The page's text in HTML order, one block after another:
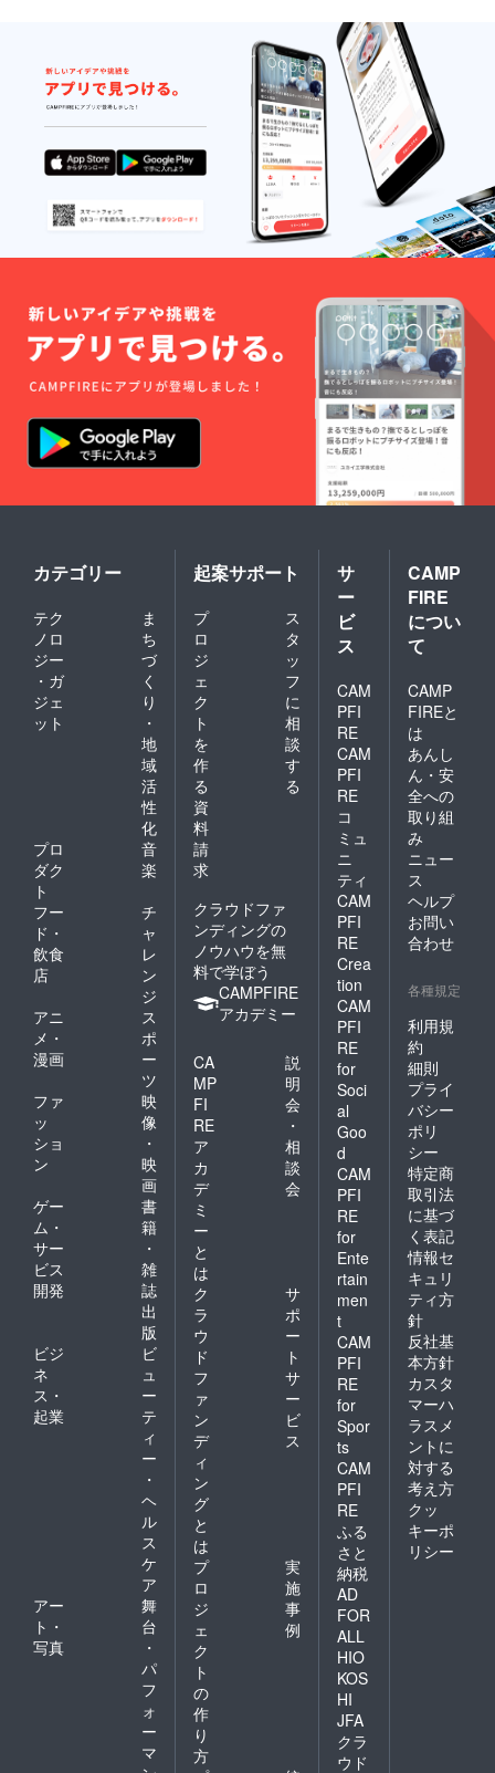
持って
活動で
きる、
そんな
地域社
会を一
緒につ
くりた
いで
す。
像や活
動報告
で、旅
の裏側
を共
有。 唯
一無二
の《着
物の旅
人》が
繰り広
げる各
国での
【カル
チャー
ともに
楽しみ
なが
ら、海
外進出
への挑
戦を一
緒に応
援・体
ティで
3 4 5 6
次のページ
カテゴリー
テク
ノロ
ジー
・ガ
ジェ
ット
ま
ち
づ
く
り
・
地
域
活
性
化
プロ
ダク
ト
音
楽
フー
ド・
飲食
店
チ
ャ
レ
ン
ジ
アニ
メ・
漫画
ス
ポ
ー
ツ
ファ
ッ
ショ
ン
映
像
・
映
画
ゲー
ム・
サー
ビス
開発
書
籍
・
雑
誌
出
版
ビジ
ネ
ス・
起業
ビ
ュ
ー
テ
ィ
ー
・
ヘ
ル
ス
ケ
ア
アー
ト・
写真
舞
台
・
パ
フ
ォ
ー
マ
起案サポート
プ
ロ
ジ
ェ
ク
ト
を
作
る
ス
タ
ッ
フ
に
相
談
す
る
資
料
請
求
クラウドファ
ンディングの
ノウハウを無
料で学ぼう
CAMPFIRE
アカデミー
CA
MP
FI
RE
ア
カ
デ
ミ
ー
と
は
説
明
会
・
相
談
会
ク
ラ
ウ
ド
フ
ァ
ン
デ
ィ
ン
グ
と
は
サ
ポ
ー
ト
サ
ー
ビ
ス
プ
ロ
ジ
ェ
ク
ト
の
作
り
方
実
施
事
例
サ
ー
ビ
ス
CAM
PFI
RE
CAM
PFI
RE
コ
ミュ
ニ
ティ
CAM
PFI
RE
Crea
tion
CAM
PFI
RE
for
Soci
al
Goo
d
CAM
PFI
RE
for
Ente
rtain
men
t
CAM
PFI
RE
for
Spor
ts
CAM
PFI
RE
ふる
さと
納税
AD
FOR
ALL
HIO
KOS
HI
JFA
クラ
ウド
CAMP
FIRE
につい
て
CAMP
FIREと
は
あんし
ん・安
全への
取り組
み
ニュー
ス
ヘルプ
お問い
合わせ
各種規定
利用規
約
細則
プライ
バシー
ポリ
シー
特定商
取引法
に基づ
く表記
情報セ
キュリ
ティ方
針
反社基
本方針
カスタ
マーハ
ラスメ
ントに
対する
考え方
クッ
キーポ
リシー